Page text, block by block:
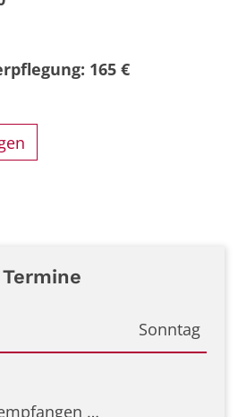
165 €
Sonntag
1969
…